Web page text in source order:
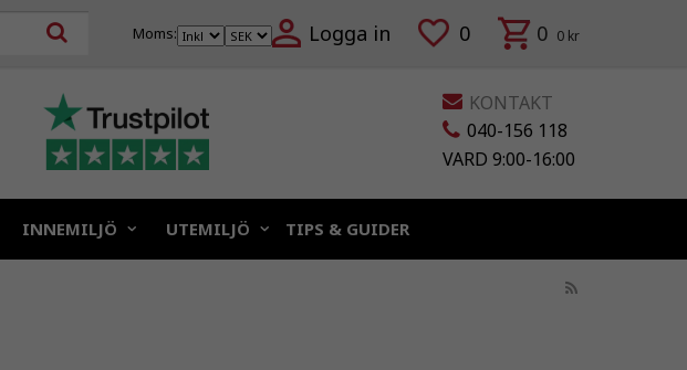
Moms: Logga in 0 0 0 kr
KONTAKT
040-156 118
VARD 9:00-16:00
INNEMILJÖ UTEMILJÖ TIPS & GUIDER